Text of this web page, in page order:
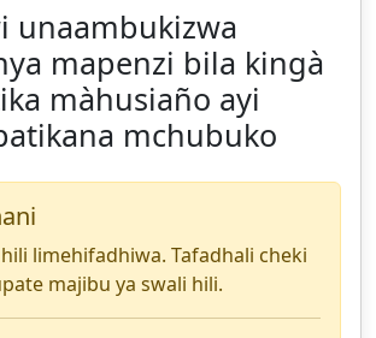
unaambukizwa
mapenzi bila kingà
màhusiaño ayi
mchubuko
hili limehifadhiwa. Tafadhali cheki
majibu ya swali hili.